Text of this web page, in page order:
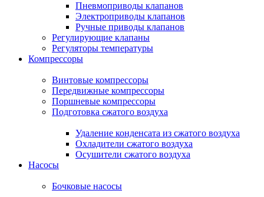
Пневмоприводы клапанов
Электроприводы клапанов
Ручные приводы клапанов
Регулирующие клапаны
Регуляторы температуры
Компрессоры
Винтовые компрессоры
Передвижные компрессоры
Поршневые компрессоры
Подготовка сжатого воздуха
Удаление конденсата из сжатого воздуха
Охладители сжатого воздуха
Осушители сжатого воздуха
Насосы
Бочковые насосы